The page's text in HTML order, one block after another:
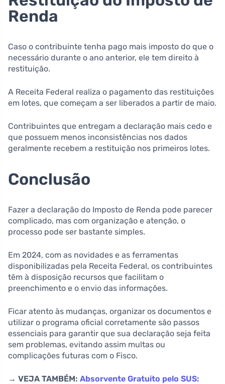
Renda
Caso o contribuinte tenha pago mais imposto do que o
necessário durante o ano anterior, ele tem direito à
restituição.
A Receita Federal realiza o pagamento das restituições
em lotes, que começam a ser liberados a partir de maio.
Contribuintes que entregam a declaração mais cedo e
que possuem menos inconsistências nos dados
geralmente recebem a restituição nos primeiros lotes.
Conclusão
Fazer a declaração do Imposto de Renda pode parecer
complicado, mas com organização e atenção, o
processo pode ser bastante simples.
Em 2024, com as novidades e as ferramentas
disponibilizadas pela Receita Federal, os contribuintes
têm à disposição recursos que facilitam o
preenchimento e o envio das informações.
Ficar atento às mudanças, organizar os documentos e
utilizar o programa oficial corretamente são passos
essenciais para garantir que sua declaração seja feita
sem problemas, evitando assim multas ou
complicações futuras com o Fisco.
→ VEJA TAMBÉM: Absorvente Gratuito pelo SUS: